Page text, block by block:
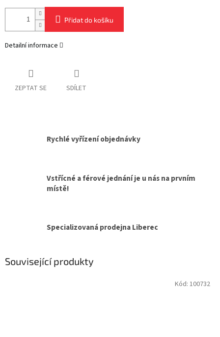
Přidat do košíku
Detailní informace
ZEPTAT SE SDÍLET
Rychlé vyřízení objednávky
Vstřícné a férové jednání je u nás na prvním
místě!
Specializovaná prodejna Liberec
Související produkty
Kód: 100732